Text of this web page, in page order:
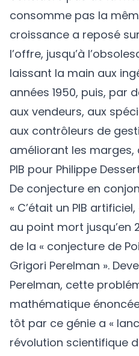
consomme pas la
croissance a reposé
l’offre, jusqu’à
laissant la main aux
années 1950, puis, par
aux vendeurs, aux
aux contrôleurs de
améliorant les marges,
PIB pour Philippe
De conjecture en
« C’était un PIB
au point mort jusqu’en
de la « conjecture de
Grigori Perelman ».
Perelman, cette
mathématique
tôt par ce génie a «
révolution scientifique